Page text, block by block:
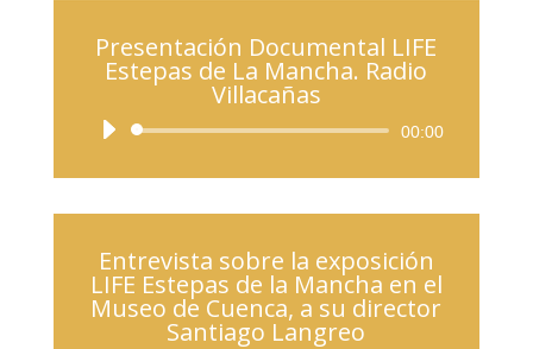
Presentación Documental LIFE
Estepas de La Mancha. Radio
Villacañas
Reproductor
audio
00:00
Entrevista sobre la exposición
LIFE Estepas de la Mancha en el
Museo de Cuenca, a su director
Santiago Langreo